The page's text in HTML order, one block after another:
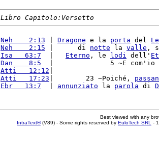
Libro Capitolo:Versetto
Neh    2:13 Dragone e la porta del
Neh    2:15 |      di notte la valle ,
Isa   63:7 Eterno , le lodi dell'
Dan    8:5
|              5 ~E
Atti   12:12
Atti   17:23 |        23 ~Poiché,
Ebr   13:7 annunziato la parola di
Best viewed with any
IntraText®(V89) - Some rights reserved by EuloTech SRL -